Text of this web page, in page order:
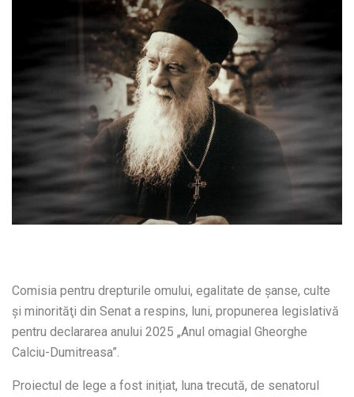
Comisia pentru drepturile omului, egalitate de șanse, culte
şi minorităţi din Senat a respins, luni, propunerea legislativă
pentru declararea anului 2025 „Anul omagial Gheorghe
Calciu-Dumitreasa”.
Proiectul de lege a fost inițiat, luna trecută, de senatorul